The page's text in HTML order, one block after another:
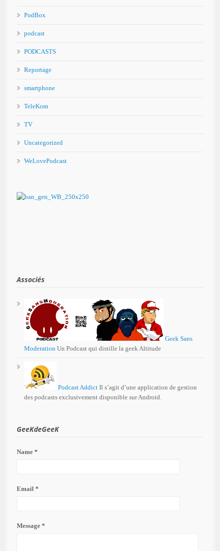
PodBox
podcast
PODCASTS
Reportage
smartphone
TeleKom
TV
Uncategorized
WeLovePodcast
Associés
Geek Sans
Moderation Un Podcast qui distille la geek Altitude
Podcast Addict Il s’agit d’une application de gestion
des podcasts exclusivement disponible sur Android.
GeeKdeGeeK
Name *
Email *
Message *